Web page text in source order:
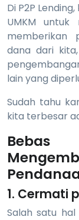
Di P2P
UMKM untuk
memberikan
dana dari
lain yang
Sudah tahu
kita terbesar
Bebas
1. Cermati
Salah satu